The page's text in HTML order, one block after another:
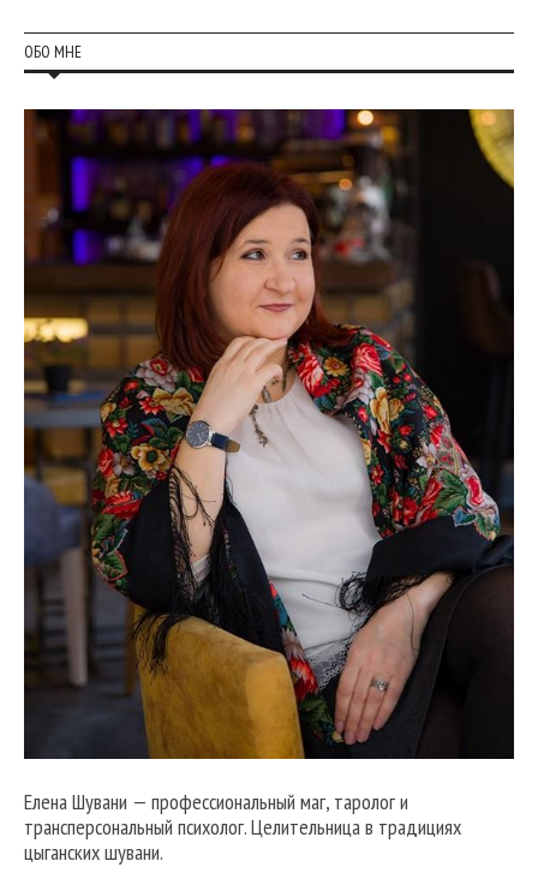
ОБО МНЕ
Елена Шувани — профессиональный маг, таролог и
трансперсональный психолог. Целительница в традициях
цыганских шувани.